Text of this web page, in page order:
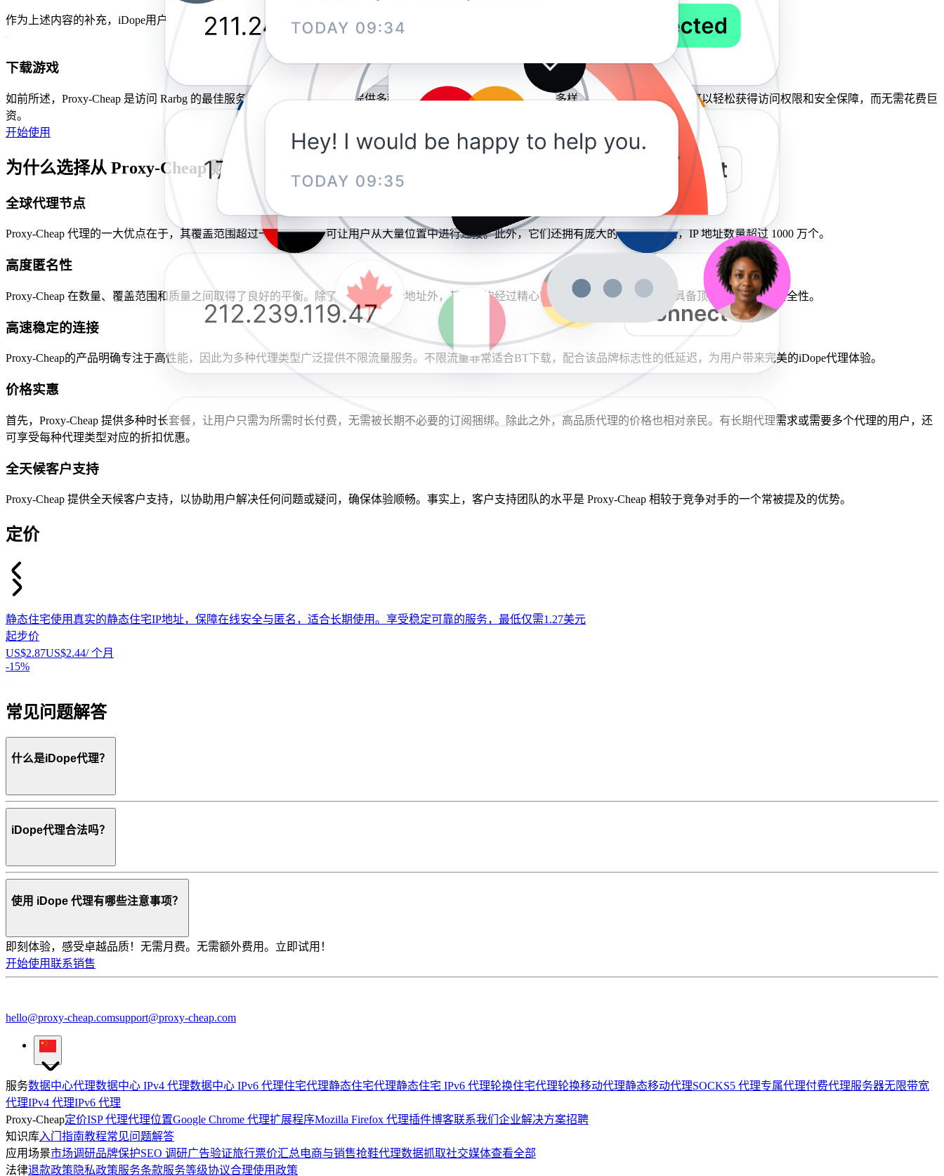
作为上述内容的补充，iDope用户可搜索影视内容并找到可用的磁力链接进行下载。
下载游戏
如前所述，Proxy-Cheap 是访问 Rarbg 的最佳服务器之一。Proxy-Cheap 提供多种代理类型，套餐灵活，时长选择多样，价格实惠。因此，您可以轻松获得访问权限和安全保障，而无需花费巨
资。
开始使用
为什么选择从 Proxy-Cheap 购买 iDope 代理？
全球代理节点
Proxy-Cheap 代理的一大优点在于，其覆盖范围超过一百个国家，可让用户从大量位置中进行连接。此外，它们还拥有庞大的 IP 地址网络，IP 地址数量超过 1000 万个。
高度匿名性
Proxy-Cheap 在数量、覆盖范围和质量之间取得了良好的平衡。除了拥有数百万个地址外，其代理均经过精心筛选，以确保在各自类别中具备顶级的匿名性和安全性。
高速稳定的连接
Proxy-Cheap的产品明确专注于高性能，因此为多种代理类型广泛提供不限流量服务。不限流量非常适合BT下载，配合该品牌标志性的低延迟，为用户带来完美的iDope代理体验。
价格实惠
首先，Proxy-Cheap 提供多种时长套餐，让用户只需为所需时长付费，无需被长期不必要的订阅捆绑。除此之外，高品质代理的价格也相对亲民。有长期代理需求或需要多个代理的用户，还
可享受每种代理类型对应的折扣优惠。
全天候客户支持
Proxy-Cheap 提供全天候客户支持，以协助用户解决任何问题或疑问，确保体验顺畅。事实上，客户支持团队的水平是 Proxy-Cheap 相较于竞争对手的一个常被提及的优势。
定价
静态住宅使用真实的静态住宅IP地址，保障在线安全与匿名，适合长期使用。享受稳定可靠的服务，最低仅需1.27美元
起步价
US$2.87US$2.44/ 个月
-15%
常见问题解答
什么是iDope代理？
iDope代理合法吗？
使用 iDope 代理有哪些注意事项？
即刻体验，感受卓越品质！ 无需月费。无需额外费用。立即试用！
开始使用联系销售
hello@proxy-cheap.comsupport@proxy-cheap.com
服务数据中心代理数据中心 IPv4 代理数据中心 IPv6 代理住宅代理静态住宅代理静态住宅 IPv6 代理轮换住宅代理轮换移动代理静态移动代理SOCKS5 代理专属代理付费代理服务器无限带宽
代理IPv4 代理IPv6 代理
Proxy-Cheap定价ISP 代理代理位置Google Chrome 代理扩展程序Mozilla Firefox 代理插件博客联系我们 企业解决方案招聘
知识库入门指南教程常见问题解答
应用场景市场调研品牌保护SEO 调研广告验证旅行票价汇总电商与销售抢鞋代理数据抓取社交媒体查看全部
法律退款政策 隐私政策服务条款服务等级协议合理使用政策